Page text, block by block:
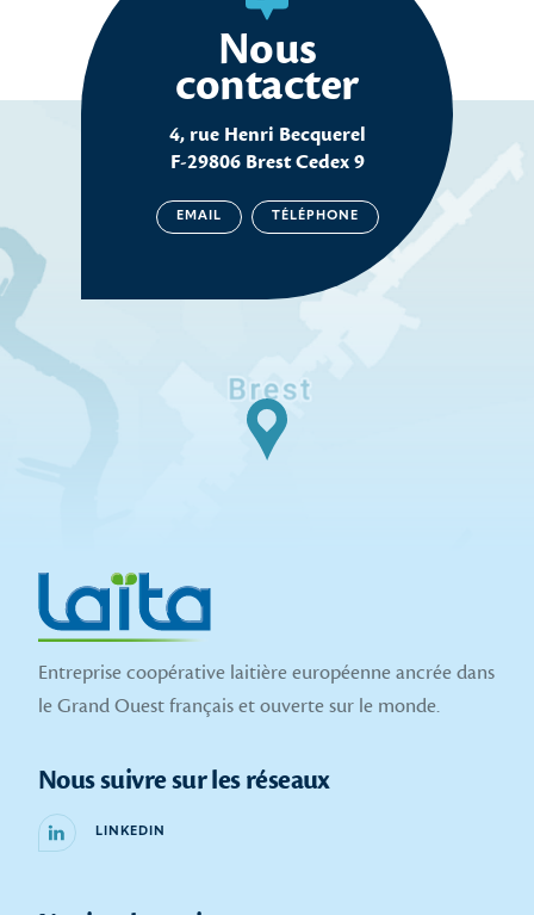
Nous
contacter
4, rue Henri Becquerel
F-29806 Brest Cedex 9
EMAIL TÉLÉPHONE
Entreprise coopérative laitière européenne ancrée dans
le Grand Ouest français et ouverte sur le monde.
Nous suivre sur les réseaux
LINKEDIN